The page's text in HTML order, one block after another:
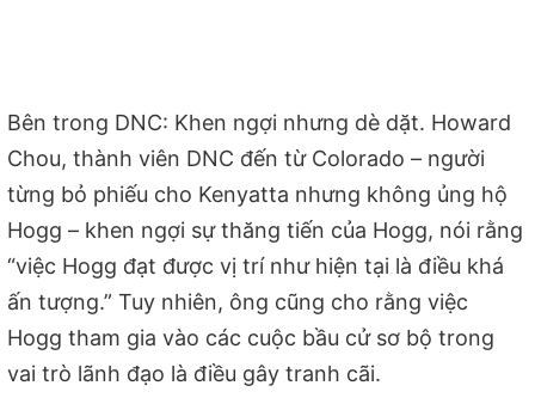
Bên trong DNC: Khen ngợi nhưng dè dặt. Howard
Chou, thành viên DNC đến từ Colorado – người
từng bỏ phiếu cho Kenyatta nhưng không ủng hộ
Hogg – khen ngợi sự thăng tiến của Hogg, nói rằng
“việc Hogg đạt được vị trí như hiện tại là điều khá
ấn tượng.” Tuy nhiên, ông cũng cho rằng việc
Hogg tham gia vào các cuộc bầu cử sơ bộ trong
vai trò lãnh đạo là điều gây tranh cãi.